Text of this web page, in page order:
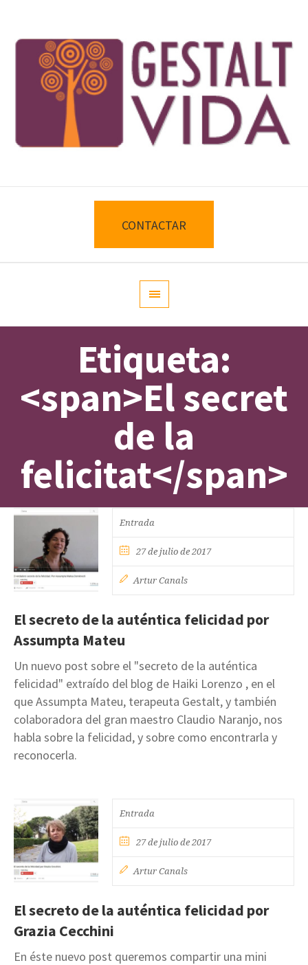
CONTACTAR
Etiqueta:
<span>El secret
de la
felicitat</span>
Entrada
27 de julio de 2017
Artur Canals
El secreto de la auténtica felicidad por
Assumpta Mateu
Un nuevo post sobre el "secreto de la auténtica
felicidad" extraído del blog de Haiki Lorenzo , en el
que Assumpta Mateu, terapeuta Gestalt, y también
colaboradora del gran maestro Claudio Naranjo, nos
habla sobre la felicidad, y sobre como encontrarla y
reconocerla.
Entrada
27 de julio de 2017
Artur Canals
El secreto de la auténtica felicidad por
Grazia Cecchini
En éste nuevo post queremos compartir una mini